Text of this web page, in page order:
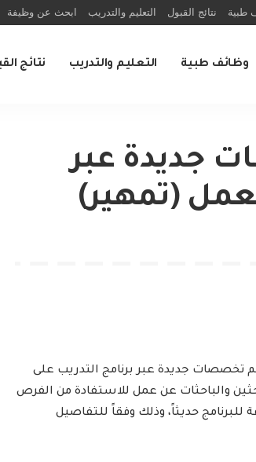
طبية نتائج القبول التعليم والتدريب ابحث عن وظيفة
وظائف طبية التعليم والتدريب نتائج
جديدة عبر
(تمهير)
تخصصات جديدة عبر برنامج التدريب على
والباحثات عن عمل للاستفادة من الفرص
للبرنامج حديثاً، وذلك وفقاً للتفاصيل